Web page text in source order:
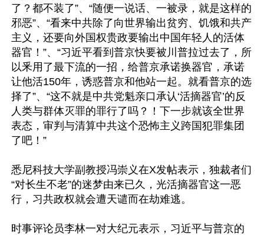
了？都不装了”、“随便一说话、一被录，就是这样的
邪恶”、“看来中共除了向世界输出贫穷、饥饿和共产
主义，还要向外国权贵政要输出中国年轻人的活体
器官！”、“习近平看到普京快要被川普拉过去了，所
以釆用了最下流的一招，给普京承诺换器官，承诺
让他活150年，诱惑普京和他站一起。就看普京的选
择了”、“这不就是中共党魁亲口承认‘活摘器官’的反
人类与群体灭罪的罪行了吗？！下一步就该全世界
表态，审判与清算中共这个恐怖主义跨国犯罪集团
了吧！”
悉尼科技大学副教授冯崇义在X发帖表示，独裁者们
“对长生不老”的迷梦由来已久，光活摘器官这一恶
行，习共政权就会遭天谴而在劫难逃。
时事评论员李林一对大纪元表示，习近平与普京的